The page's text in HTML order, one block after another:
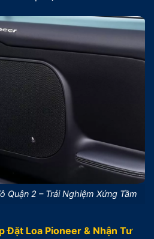
Quận 2 – Trải Nghiệm Xứng Tầm
Đặt Loa Pioneer & Nhận Tư